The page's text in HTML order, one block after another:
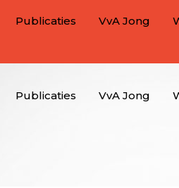
Publicaties VvA Jong
Publicaties VvA Jong